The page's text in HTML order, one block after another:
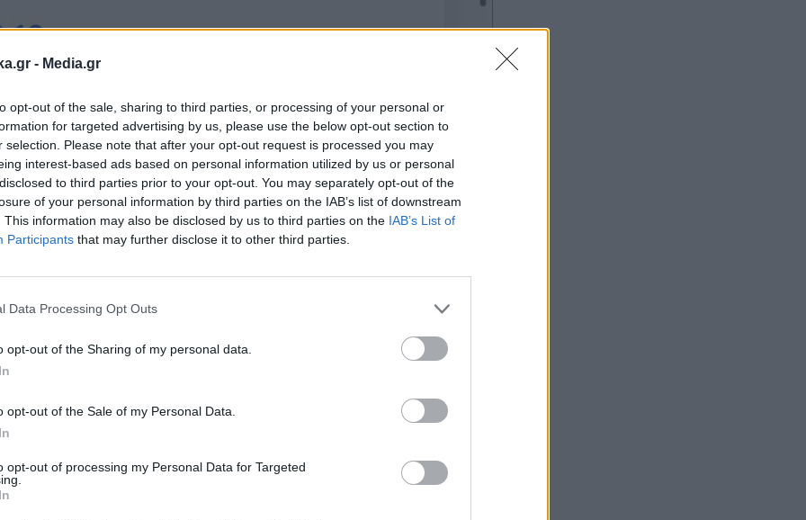
- Media.gr
opt-out of the sale, sharing to third parties, or processing of your personal or
for targeted advertising by us, please use the below opt-out section to
selection. Please note that after your opt-out request is processed you may
interest-based ads based on personal information utilized by us or personal
to third parties prior to your opt-out. You may separately opt-out of the
of your personal information by third parties on the IAB’s list of downstream
This information may also be disclosed by us to third parties on the IAB’s List of
Participants that may further disclose it to other third parties.
Data Processing Opt Outs
opt-out of the Sharing of my personal data.
opt-out of the Sale of my Personal Data.
opt-out of processing my Personal Data for Targeted
newsletter
Αποδέχομαι τουςόρους χρήσης